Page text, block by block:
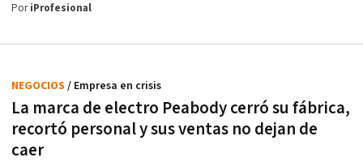
PoriProfesional
La marca de electro Peabody cerró su fábrica,
recortó personal y sus ventas no dejan de
caer
NEGOCIOS / Empresa en crisis